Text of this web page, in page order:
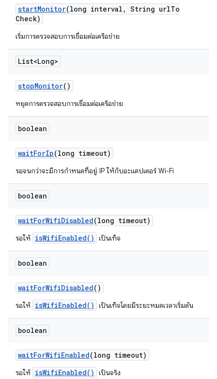
startMonitor(long interval , String urlTo
Check)
เริ่มการตรวจสอบการเชื่อมต่อเครือข่าย
List<Long>
stopMonitor()
หยุดการตรวจสอบการเชื่อมต่อเครือข่าย
boolean
waitForIp(long timeout)
รอจนกว่าจะมีการกำหนดที่อยู่ IP ให้กับอะแดปเตอร์ Wi-Fi
boolean
waitForWifiDisabled(long timeout)
รอให้ isWifiEnabled() เป็นเท็จ
boolean
waitForWifiDisabled()
รอให้ isWifiEnabled() เป็นเท็จโดยมีระยะหมดเวลาเริ่มต้น
boolean
waitForWifiEnabled(long timeout)
รอให้ isWifiEnabled() เป็นจริง